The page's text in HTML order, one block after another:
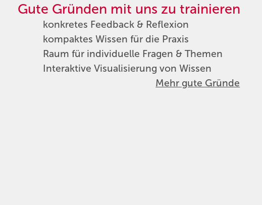
Gute Gründen mit uns zu trainieren
konkretes Feedback & Reflexion
kompaktes Wissen für die Praxis
Raum für individuelle Fragen & Themen
Interaktive Visualisierung von Wissen
Mehr gute Gründe